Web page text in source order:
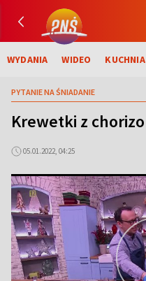
WYDANIA WIDEO KUCHNIA
PYTANIE NA ŚNIADANIE
Krewetki z chorizo
05.01.2022, 04:25